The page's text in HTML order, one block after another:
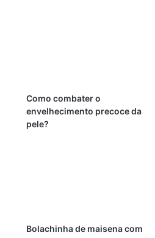
Como combater o
envelhecimento precoce da
pele?
Bolachinha de maisena com